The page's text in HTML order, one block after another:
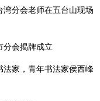
湾分会老师在五台山现场
分会揭牌成立
法家，青年书法家侯西峰